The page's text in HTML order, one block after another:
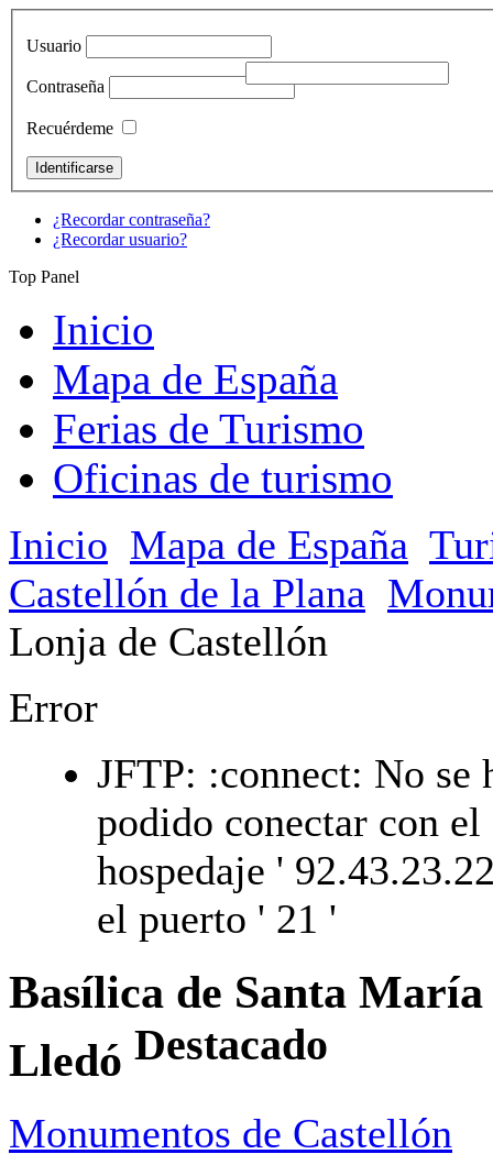
Usuario
Contraseña
Recuérdeme
¿Recordar contraseña?
¿Recordar usuario?
Top Panel
Inicio
Mapa de España
Ferias de Turismo
Oficinas de turismo
Inicio Mapa de España
Castellón de la Plana
Lonja de Castellón
Error
JFTP: :connect: No se
podido conectar con el
hospedaje '
el puerto ' 21 '
Basílica de Santa María
Lledó Destacado
Monumentos de Castellón